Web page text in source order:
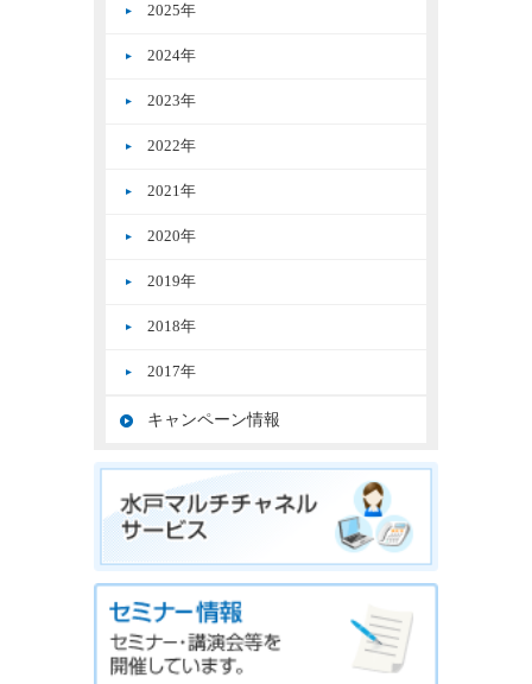
2025年
2024年
2023年
2022年
2021年
2020年
2019年
2018年
2017年
キャンペーン情報